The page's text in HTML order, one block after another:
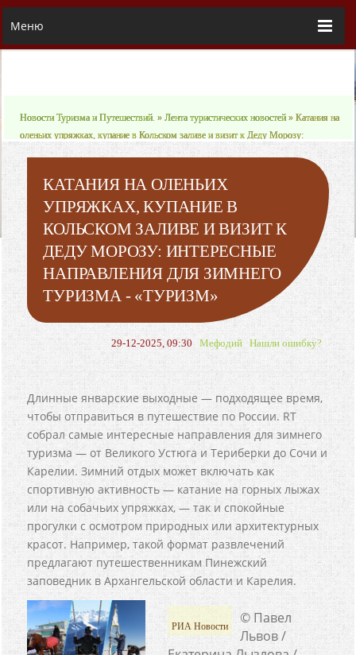
Меню
Новости Туризма и Путешествий. »Лента туристических новостей » Катания на
оленьих упряжках, купание в Кольском заливе и визит к Деду Морозу:
интересные направления для зимнего туризма - «Туризм»
КАТАНИЯ НА ОЛЕНЬИХ
УПРЯЖКАХ, КУПАНИЕ В
КОЛЬСКОМ ЗАЛИВЕ И ВИЗИТ К
ДЕДУ МОРОЗУ: ИНТЕРЕСНЫЕ
НАПРАВЛЕНИЯ ДЛЯ ЗИМНЕГО
ТУРИЗМА - «ТУРИЗМ»
29-12-2025, 09:30 Мефодий Нашли ошибку?
Длинные январские выходные — подходящее время,
чтобы отправиться в путешествие по России. RT
собрал самые интересные направления для зимнего
туризма — от Великого Устюга и Териберки до Сочи и
Карелии. Зимний отдых может включать как
спортивную активность — катание на горных лыжах
или на собачьих упряжках, — так и спокойные
прогулки с осмотром природных или архитектурных
красот. Например, такой формат развлечений
предлагают путешественникам Пинежский
заповедник в Архангельской области и Карелия.
РИА Новости
© Павел
Львов /